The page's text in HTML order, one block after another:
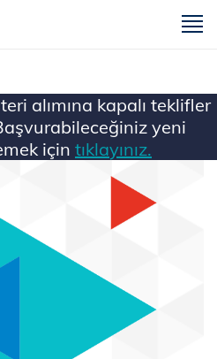
alımına kapalı teklifler
yeni
için tıklayınız.